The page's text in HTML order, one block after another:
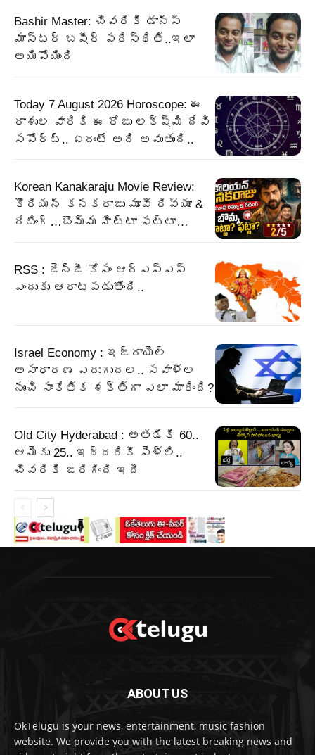
Bashir Master: చివరికి డాన్స్
మాస్టర్ బషీర్ పరిస్థితి..ఇలా
అయిపోయింది
Today 7 August 2026 Horoscope: ఈ
రాశుల వారికి ఈ రోజు లక్ష్మి దేవి
సపోర్ట్.. ఏదంటే అది అవుతుంది..
Korean Kanakaraju Movie Review:
కొరియన్ కనకరాజు మూవీ రివ్యూ &
రేటింగ్…బొమ్మ హిట్టా ఫట్టా…
RSS : జెన్‌జీ కోసం ఆర్‌ఎస్‌ఎస్‌
ఎందుకు ఆరాటపడుతోంది..
Israel Economy : ఇజ్రాయెల్‌
అసాధారణ ఎదుగుదల.. సవాళ్ల
నుంచి సాంకేతిక శక్తిగా ఎలా మారింది?
Old City Hyderabad : అతడికి 60..
ఆమెకు 25.. ఇద్దరికీ పెళ్లి..
చివరికి జరిగింది ఇదీ
ABOUT US
OkTelugu is your news, entertainment, music fashion
website. We provide you with the latest breaking news and